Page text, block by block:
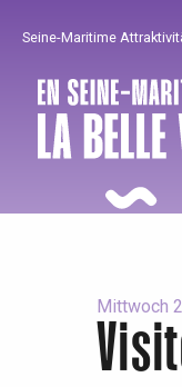
principal
Seine-Maritime
Mittwoch